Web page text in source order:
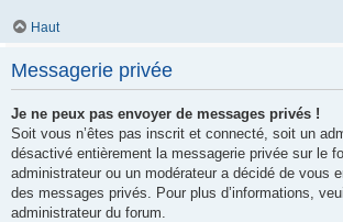
Haut
Messagerie privée
Je ne peux pas envoyer de messages privés !
Soit vous n’êtes pas inscrit et connecté, soit un
désactivé entièrement la messagerie privée sur le
administrateur ou un modérateur a décidé de vous
des messages privés. Pour plus d’informations,
administrateur du forum.